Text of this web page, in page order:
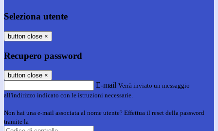
Seleziona utente
button close ×
Recupero password
button close ×
E-mail Verrà inviato un messaggio
all'indirizzo indicato con le istruzioni necessarie.
Non hai una e-mail associata al nome utente? Effettua il reset della password
tramite la